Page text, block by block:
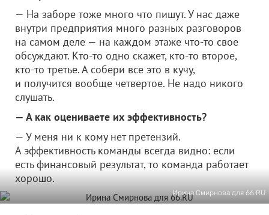
— На заборе тоже много что пишут. У нас даже
внутри предприятия много разных разговоров
на самом деле — на каждом этаже что-то свое
обсуждают. Кто-то одно скажет, кто-то второе,
кто-то третье. А собери все это в кучу,
и получится вообще четвертое. Не надо никого
слушать.
— А как оцениваете их эффективность?
— У меня ни к кому нет претензий.
А эффективность команды всегда видно: если
есть финансовый результат, то команда работает
хорошо.
Ирина Смирнова для 66.RU